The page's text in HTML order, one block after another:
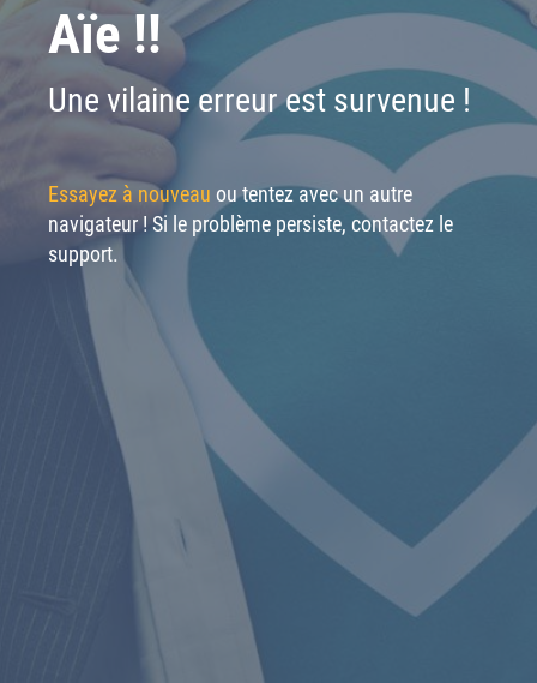
Aïe !!
Une vilaine erreur est survenue !
Essayez à nouveau ou tentez avec un autre
navigateur ! Si le problème persiste, contactez le
support.